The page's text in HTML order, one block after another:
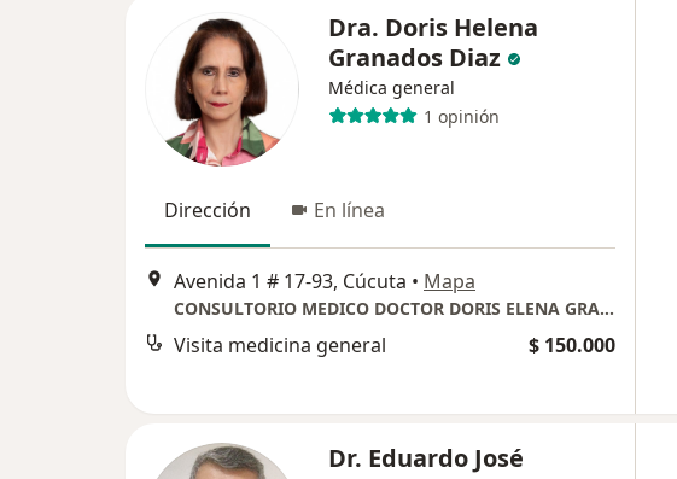
Dra. Doris Helena
Granados Diaz
Médica general
1 opinión
Dirección En línea
Avenida 1 # 17-93, Cúcuta • Mapa
CONSULTORIO MEDICO DOCTOR DORIS ELENA GRANADOS DIAAZ
Visita medicina general $ 150.000
Dr. Eduardo José